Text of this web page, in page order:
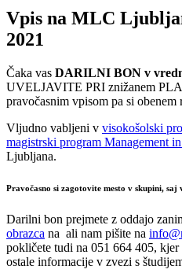
Vpis na MLC
2021
Čaka vas DARILNI BON v
UVELJAVITE PRI znižanem
pravočasnim vpisom pa si
Vljudno vabljeni v visokošolski
magistrski program Management
Ljubljana.
Pravočasno si zagotovite mesto v skupini, saj
Darilni bon prejmete z oddajo
obrazca na ali nam pišite na
pokličete tudi na 051 664 405,
ostale informacije v zvezi s